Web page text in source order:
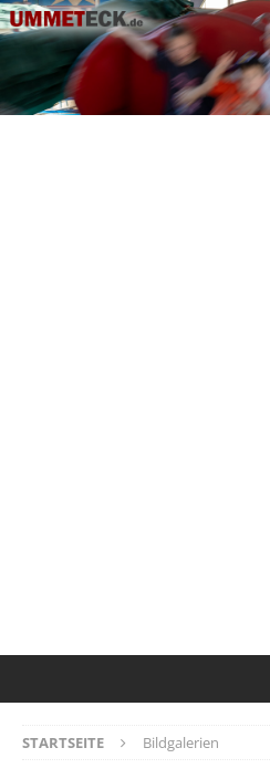
STARTSEITE Bildgalerien